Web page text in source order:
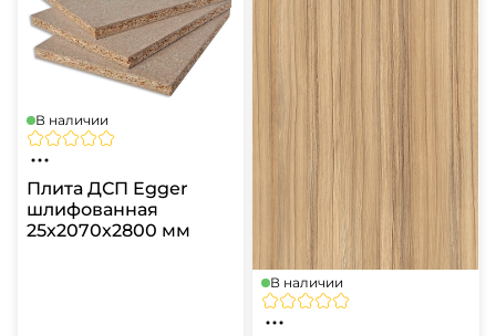
В наличии
Плита ДСП Egger
шлифованная
25х2070х2800 мм
В наличии